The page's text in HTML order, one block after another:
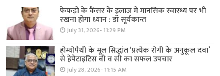
फेफड़ों के कैंसर के इलाज में मानसिक स्वास्थ्य पर भी
रखना होगा ध्यान : डॉ सूर्यकान्त
July 31, 2026- 11:29 PM
होम्योपैथी के मूल सिद्धांत ‘प्रत्येक रोगी केे अनुकूल दवा’
से हेपेटाइटिस बी व सी का सफल उपचार
July 28, 2026- 11:15 AM